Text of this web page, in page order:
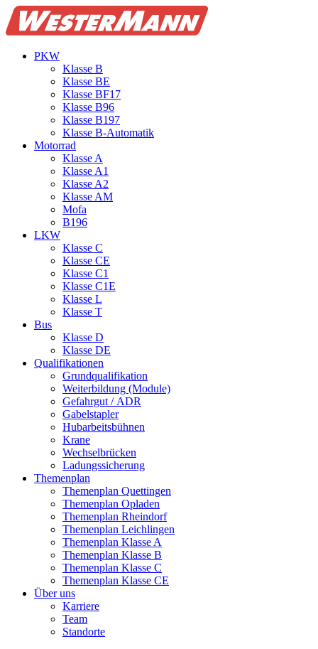
PKW
Klasse B
Klasse BE
Klasse BF17
Klasse B96
Klasse B197
Klasse B‑Automatik
Motorrad
Klasse A
Klasse A1
Klasse A2
Klasse AM
Mofa
B196
LKW
Klasse C
Klasse CE
Klasse C1
Klasse C1E
Klasse L
Klasse T
Bus
Klasse D
Klasse DE
Qualifikationen
Grundqualifikation
Weiterbildung (Module)
Gefahrgut / ADR
Gabelstapler
Hubarbeitsbühnen
Krane
Wechselbrücken
Ladungssicherung
Themenplan
Themenplan Quettingen
Themenplan Opladen
Themenplan Rheindorf
Themenplan Leichlingen
Themenplan Klasse A
Themenplan Klasse B
Themenplan Klasse C
Themenplan Klasse CE
Über uns
Karriere
Team
Standorte